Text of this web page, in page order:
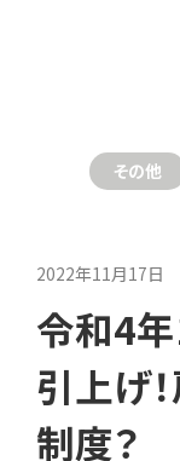
その他
2022年11月17日
令和4
引上げ
制度？